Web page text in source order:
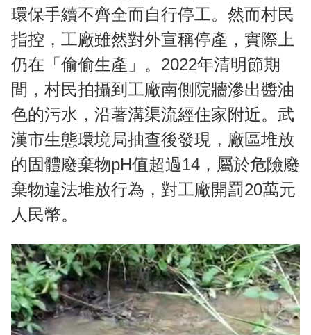
環保手續不齊全而自行停工。然而村民
指控，工廠雖然對外宣稱停產，實際上
仍在「偷偷生產」。2022年清明節期
間，村民拍攝到工廠南側院牆滲出醬油
色的污水，沿著溝渠流經住家附近。武
漢市生態環境局抽查後發現，廠區堆放
的固體廢棄物pH值超過14，屬於危險廢
棄物違法堆放行為，對工廠開罰20萬元
人民幣。